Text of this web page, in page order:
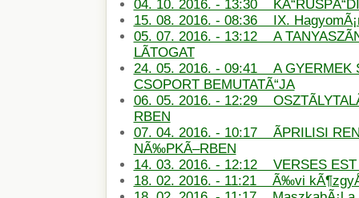
04. 10. 2016. - 13:30
15. 08. 2016. - 08:36 IX.
05. 07. 2016. - 13:12 A
LÃTOGAT
24. 05. 2016. - 09:41 A GYERMEK
CSOPORT BEMUTATÃ“JA
06. 05. 2016. - 12:29
RBEN
07. 04. 2016. - 10:17 ÃPRILISI
NÃ‰PKÃ–RBEN
14. 03. 2016. - 12:12 VERSES
18. 02. 2016. - 11:21 Ã‰vi